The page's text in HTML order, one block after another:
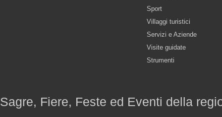
Sport
Villaggi turistici
Servizi e Aziende
Visite guidate
Strumenti
Sagre, Fiere, Feste ed Eventi della